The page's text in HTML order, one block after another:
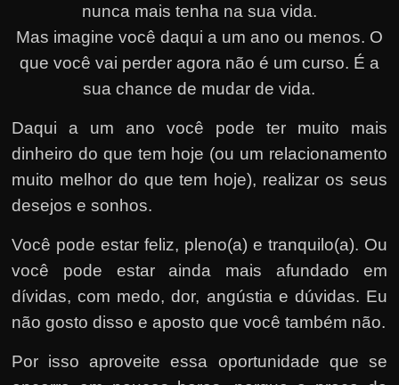
nunca mais tenha na sua vida.
Mas imagine você daqui a um ano ou menos. O
que você vai perder agora não é um curso. É a
sua chance de mudar de vida.
Daqui a um ano você pode ter muito mais
dinheiro do que tem hoje (ou um relacionamento
muito melhor do que tem hoje), realizar os seus
desejos e sonhos.
Você pode estar feliz, pleno(a) e tranquilo(a). Ou
você pode estar ainda mais afundado em
dívidas, com medo, dor, angústia e dúvidas. Eu
não gosto disso e aposto que você também não.
Por isso aproveite essa oportunidade que se